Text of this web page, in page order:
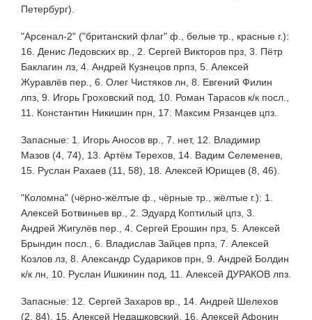
Петербург).
"Арсенал-2" ("британский флаг" ф., белые тр., красные г.):
16. Денис Ледовских вр., 2. Сергей Викторов прз, 3. Пётр
Баклагин лз, 4. Андрей Кузнецов прпз, 5. Алексей
Журавлёв пер., 6. Олег Чистяков лн, 8. Евгений Филин
лпз, 9. Игорь Гроховский под, 10. Роман Тарасов к/к посл.,
11. Константин Никишин прн, 17. Максим Рязанцев цпз.
Запасные: 1. Игорь Аносов вр., 7. нет, 12. Владимир
Мазов (4, 74), 13. Артём Терехов, 14. Вадим Селеменев,
15. Руслан Рахаев (11, 58), 18. Алексей Юрищев (8, 46).
"Коломна" (чёрно-жёлтые ф., чёрные тр., жёлтые г.): 1.
Алексей Ботвиньев вр., 2. Эдуард Коптилый цпз, 3.
Андрей Жигулёв пер., 4. Сергей Ерошин прз, 5. Алексей
Брындин посл., 6. Владислав Зайцев прпз, 7. Алексей
Козлов лз, 8. Александр Судариков прн, 9. Андрей Болдин
к/к лн, 10. Руслан Ишкинин под, 11. Алексей ДУРАКОВ лпз.
Запасные: 12. Сергей Захаров вр., 14. Андрей Шелехов
(2, 84), 15. Алексей Недашковский, 16. Алексей Афонин